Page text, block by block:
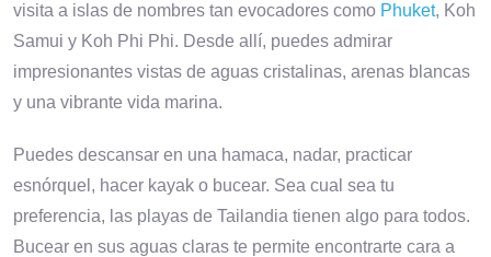
visita a islas de nombres tan evocadores como Phuket, Koh
Samui y Koh Phi Phi. Desde allí, puedes admirar
impresionantes vistas de aguas cristalinas, arenas blancas
y una vibrante vida marina.
Puedes descansar en una hamaca, nadar, practicar
esnórquel, hacer kayak o bucear. Sea cual sea tu
preferencia, las playas de Tailandia tienen algo para todos.
Bucear en sus aguas claras te permite encontrarte cara a